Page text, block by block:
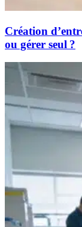
Création
ou gérer seul ?